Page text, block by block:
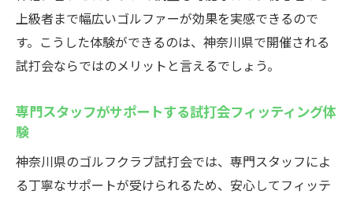
上級者まで幅広いゴルファーが効果を実感できるので
す。こうした体験ができるのは、神奈川県で開催される
試打会ならではのメリットと言えるでしょう。
専門スタッフがサポートする試打会フィッティング体
験
神奈川県のゴルフクラブ試打会では、専門スタッフによ
る丁寧なサポートが受けられるため、安心してフィッテ